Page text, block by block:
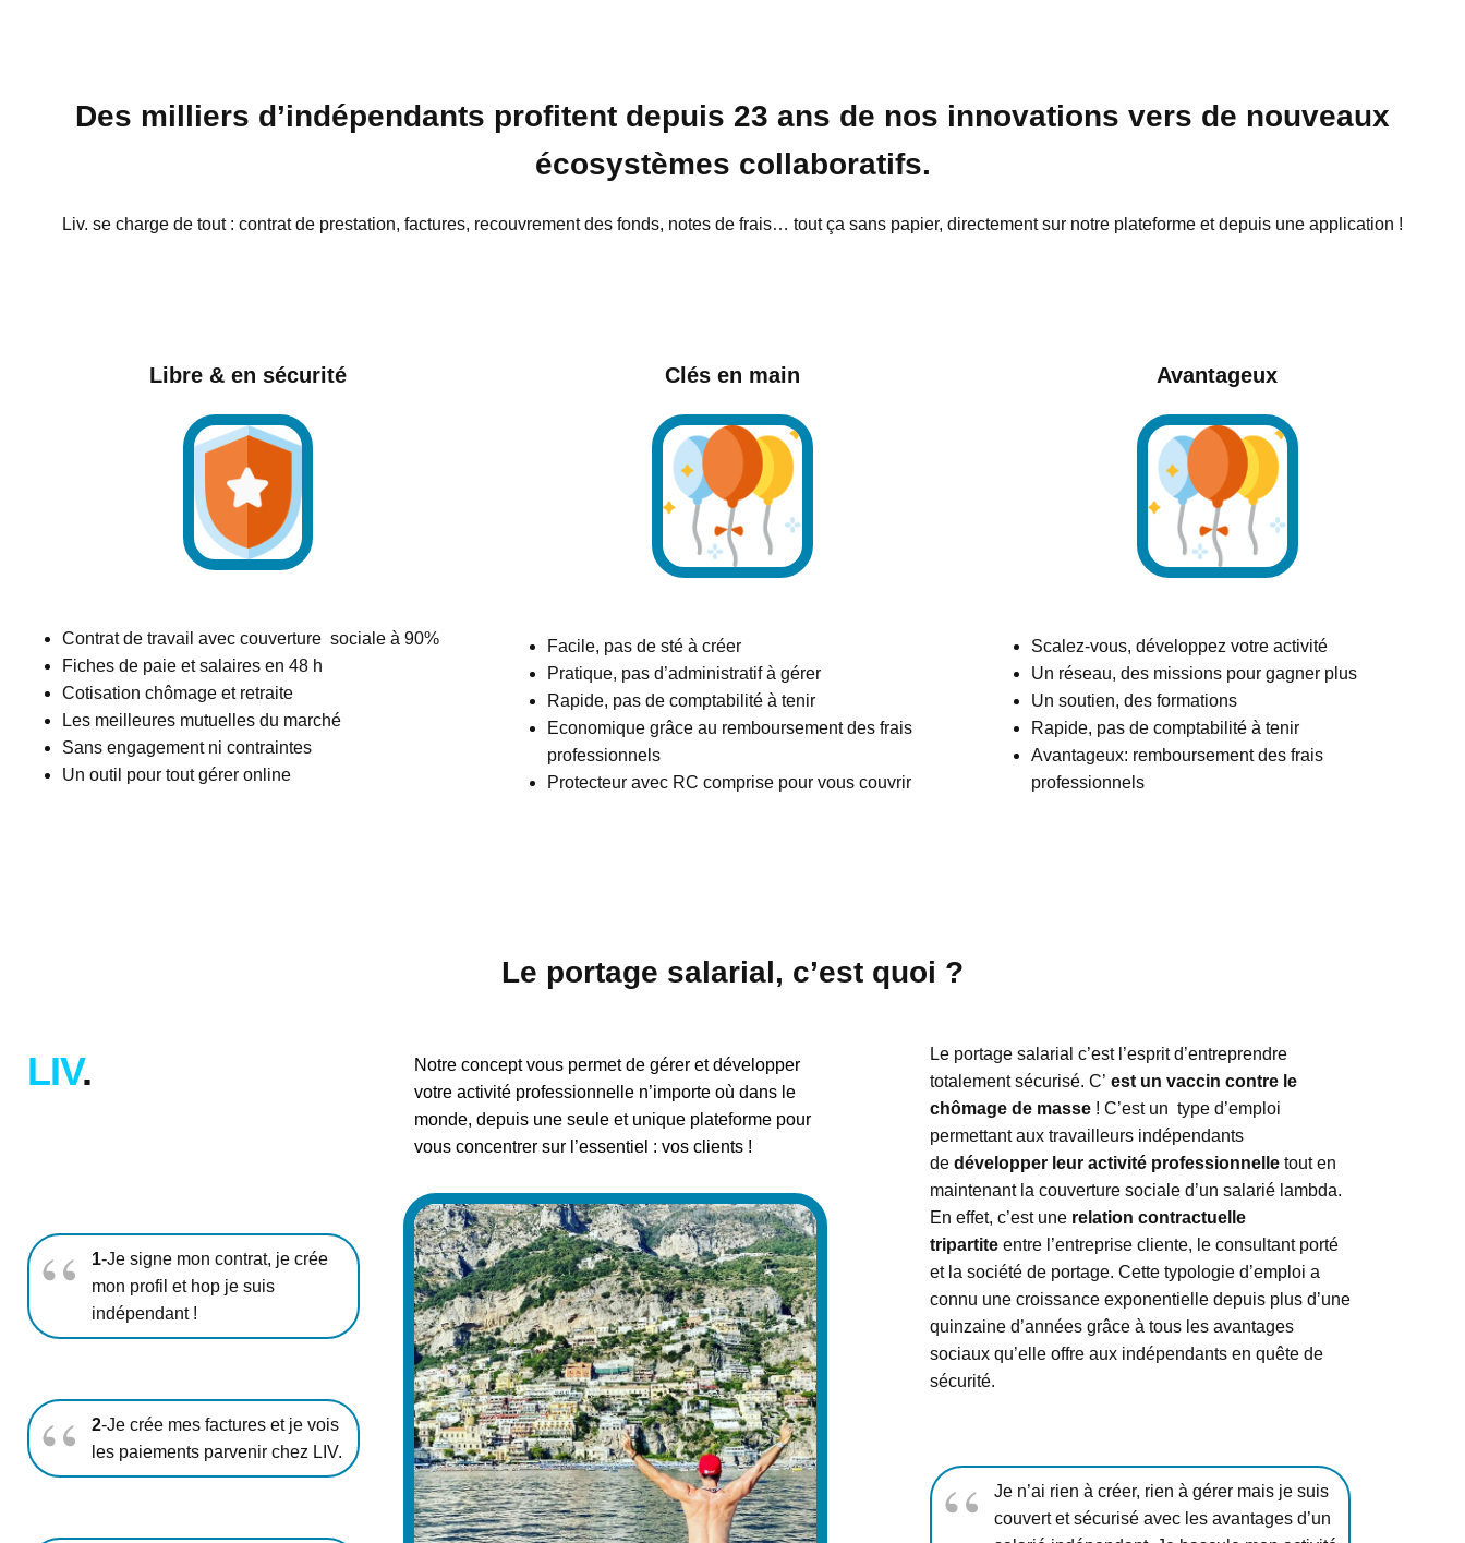
Des milliers d’indépendants profitent depuis 23 ans de nos innovations vers de nouveaux
écosystèmes collaboratifs.
Liv. se charge de tout : contrat de prestation, factures, recouvrement des fonds, notes de frais… tout ça sans papier, directement sur notre plateforme et depuis une application !
Libre & en sécurité
Contrat de travail avec couverture sociale à 90%
Fiches de paie et salaires en 48 h
Cotisation chômage et retraite
Les meilleures mutuelles du marché
Sans engagement ni contraintes
Un outil pour tout gérer online
Clés en main
Facile, pas de sté à créer
Pratique, pas d’administratif à gérer
Rapide, pas de comptabilité à tenir
Economique grâce au remboursement des frais
professionnels
Protecteur avec RC comprise pour vous couvrir
Avantageux
Scalez-vous, développez votre activité
Un réseau, des missions pour gagner plus
Un soutien, des formations
Rapide, pas de comptabilité à tenir
Avantageux: remboursement des frais
professionnels
Le portage salarial, c’est quoi ?
LIV.
1-Je signe mon contrat, je crée
mon profil et hop je suis
indépendant !
2-Je crée mes factures et je vois
les paiements parvenir chez LIV.
Notre concept vous permet de gérer et développer
votre activité professionnelle n’importe où dans le
monde, depuis une seule et unique plateforme pour
vous concentrer sur l’essentiel : vos clients !
Le portage salarial c’est l’esprit d’entreprendre
totalement sécurisé. C’ est un vaccin contre le
chômage de masse! C’est un type d’emploi
permettant aux travailleurs indépendants
dedévelopper leur activité professionnelletout en
maintenant la couverture sociale d’un salarié lambda.
En effet, c’est unerelation contractuelle
tripartiteentre l’entreprise cliente, le consultant porté
et la société de portage. Cette typologie d’emploi a
connu une croissance exponentielle depuis plus d’une
quinzaine d’années grâce à tous les avantages
sociaux qu’elle offre aux indépendants en quête de
sécurité.
Je n’ai rien à créer, rien à gérer mais je suis
couvert et sécurisé avec les avantages d’un